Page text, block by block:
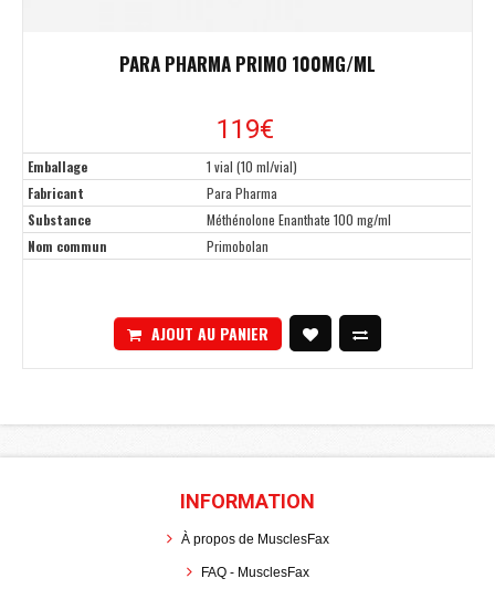
PARA PHARMA PRIMO 100MG/ML
119€
Emballage
1 vial (10 ml/vial)
Fabricant
Para Pharma
Substance
Méthénolone Enanthate 100 mg/ml
Nom commun
Primobolan
AJOUT AU PANIER
INFORMATION
À propos de MusclesFax
FAQ - MusclesFax